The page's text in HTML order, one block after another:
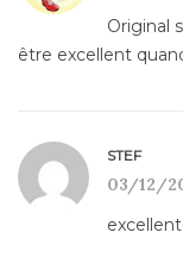
Original
être excellent
STEF
03/12/